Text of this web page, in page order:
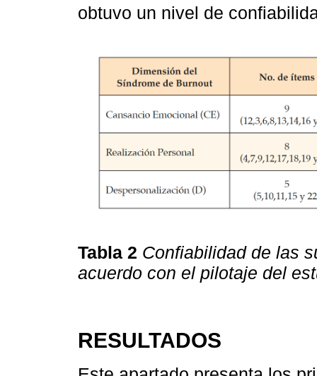
obtuvo un nivel de
Tabla 2 Confiabilidad de las
acuerdo con el pilotaje del
RESULTADOS